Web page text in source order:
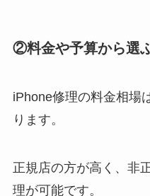
②料金や予算から選
iPhone修理の料金相場
ります。
正規店の方が高く、非
理が可能です。